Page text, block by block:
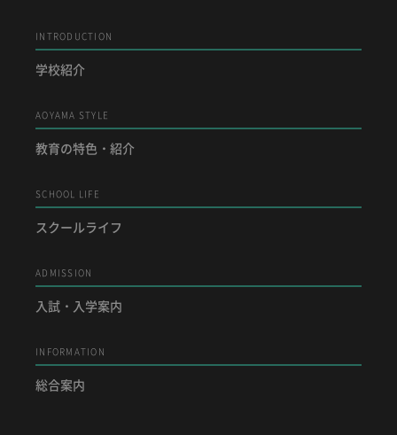
INTRODUCTION
学校紹介
AOYAMA STYLE
教育の特色・紹介
SCHOOL LIFE
スクールライフ
ADMISSION
入試・入学案内
INFORMATION
総合案内